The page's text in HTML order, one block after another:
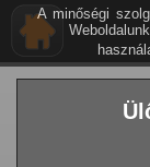
A minőségi